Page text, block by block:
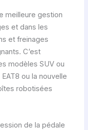
meilleure gestion
et dans les
et freinages
C’est
modèles SUV ou
ou la nouvelle
robotisées
de la pédale